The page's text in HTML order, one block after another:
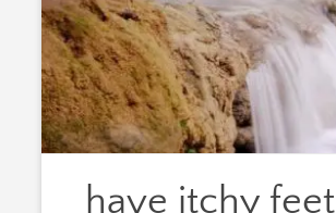
have itchy feet